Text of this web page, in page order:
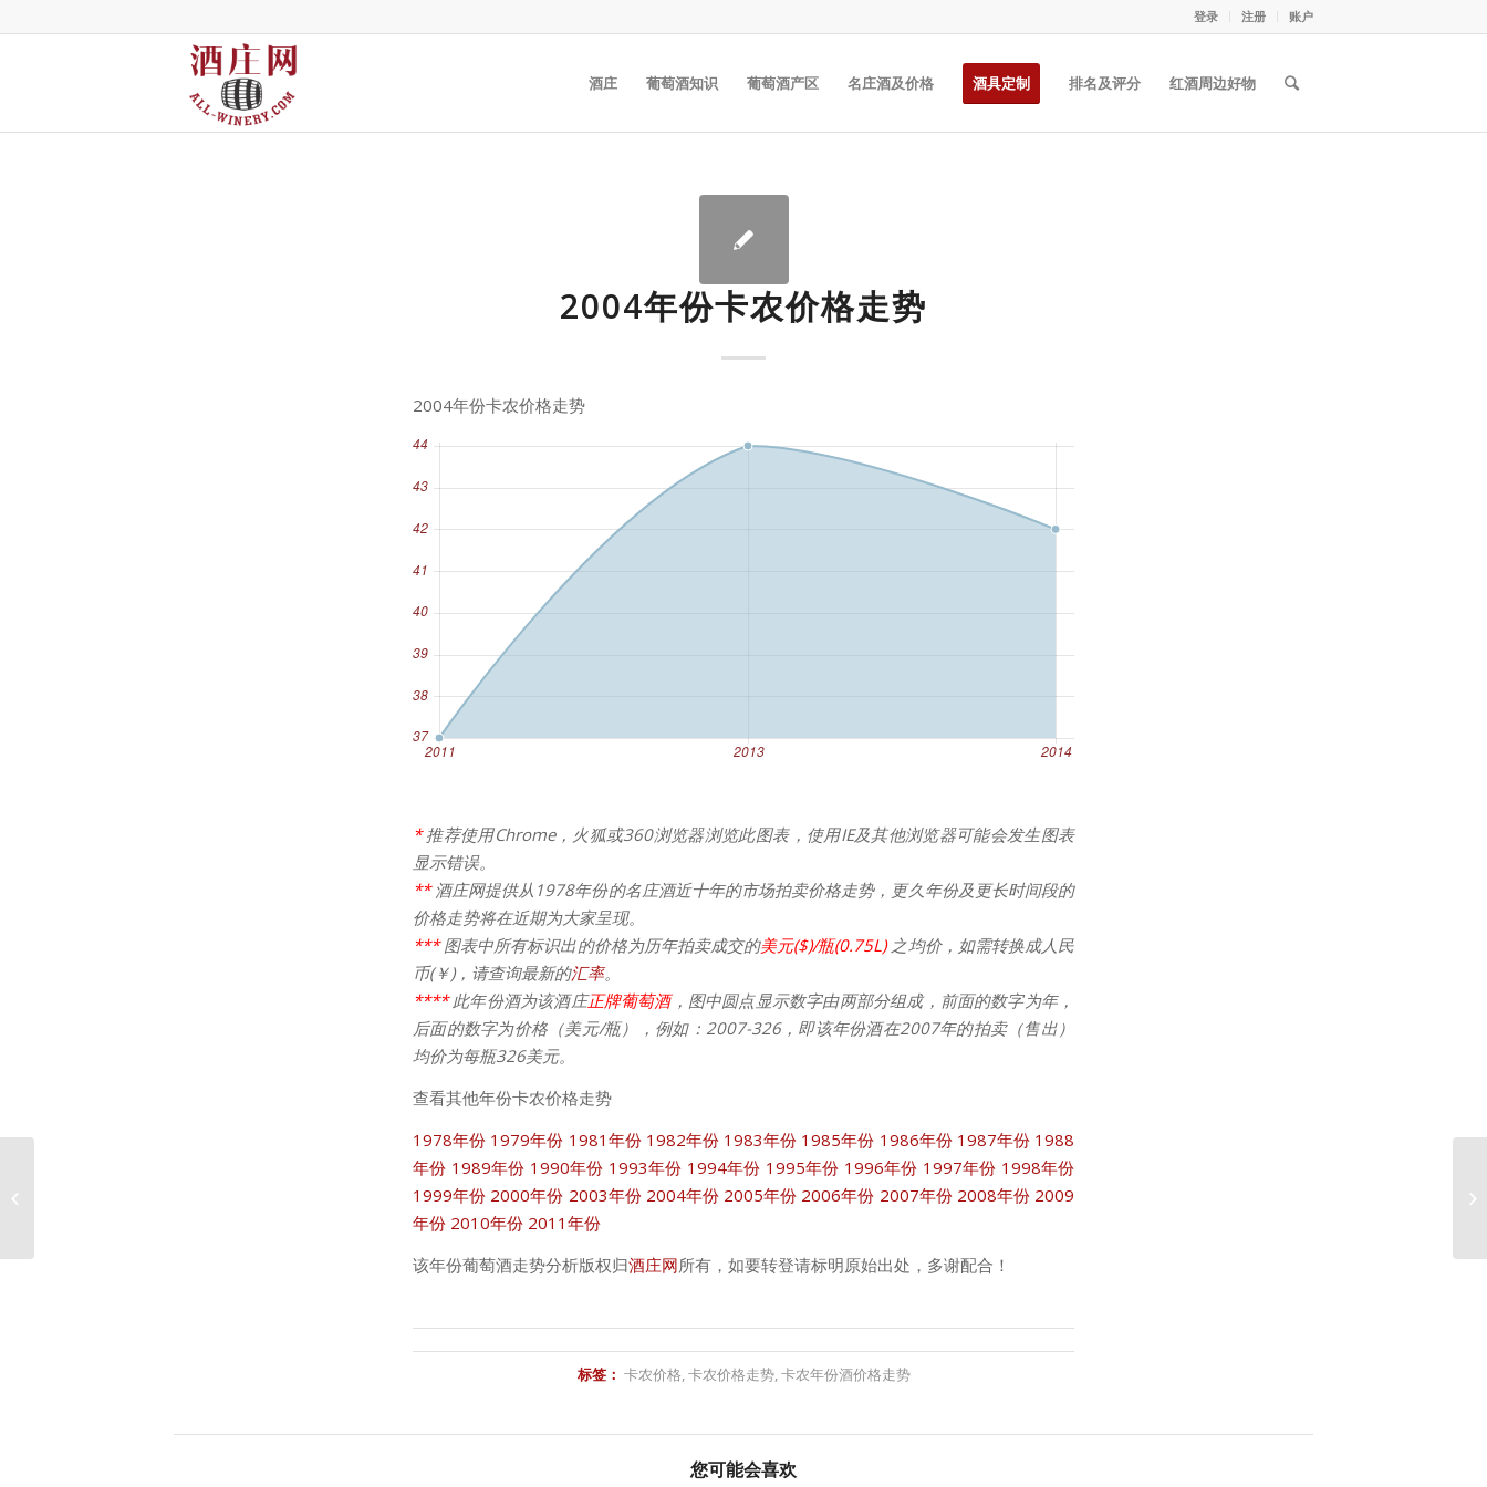
登录 注册 账户
酒庄 葡萄酒知识 葡萄酒产区 名庄酒及价格 酒具定制 排名及评分 红酒周边好物
2004年份卡农价格走势
2004年份卡农价格走势
*推荐使用Chrome，火狐或360浏览器浏览此图表，使用IE及其他浏览器可能会发生图表
显示错误。
** 酒庄网提供从1978年份的名庄酒近十年的市场拍卖价格走势，更久年份及更长时间段的
价格走势将在近期为大家呈现。
***图表中所有标识出的价格为历年拍卖成交的美元($)/瓶(0.75L)之均价，如需转换成人民
币(￥)，请查询最新的汇率。
****此年份酒为该酒庄正牌葡萄酒，图中圆点显示数字由两部分组成，前面的数字为年，
后面的数字为价格（美元/瓶），例如：2007-326，即该年份酒在2007年的拍卖（售出）
均价为每瓶326美元。
查看其他年份卡农价格走势
1978年份 1979年份 1981年份 1982年份 1983年份 1985年份 1986年份 1987年份 1988
年份 1989年份 1990年份 1993年份 1994年份 1995年份 1996年份 1997年份 1998年份
1999年份 2000年份 2003年份 2004年份 2005年份 2006年份 2007年份 2008年份 2009
年份 2010年份 2011年份
该年份葡萄酒走势分析版权归酒庄网所有，如要转登请标明原始出处，多谢配合！
标签： 卡农价格,卡农价格走势,卡农年份酒价格走势
您可能会喜欢